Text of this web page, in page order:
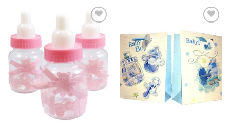
deseos
a la
lista de
deseos